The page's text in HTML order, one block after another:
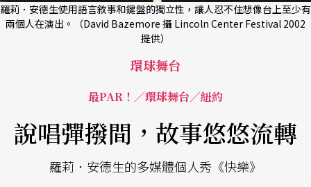
羅莉．安德生使用語言敘事和鍵盤的獨立性，讓人忍不住想像台上至少有
兩個人在演出。（David Bazemore 攝 Lincoln Center Festival 2002
提供）
環球舞台
最PAR！／環球舞台／紐約
說唱彈撥間，故事悠悠流轉
羅莉．安德生的多媒體個人秀《快樂》